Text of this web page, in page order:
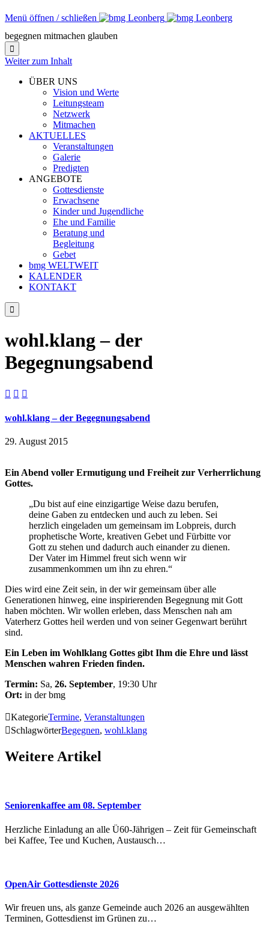
Menü öffnen / schließen
begegnen mitmachen glauben

Weiter zum Inhalt
ÜBER UNS
Vision und Werte
Leitungsteam
Netzwerk
Mitmachen
AKTUELLES
Veranstaltungen
Galerie
Predigten
ANGEBOTE
Gottesdienste
Erwachsene
Kinder und Jugendliche
Ehe und Familie
Beratung und
Begleitung
Gebet
bmg WELTWEIT
KALENDER
KONTAKT

wohl.klang – der
Begegnungsabend
  
wohl.klang – der Begegnungsabend
29. August 2015
Ein Abend voller Ermutigung und Freiheit zur Verherrlichung
Gottes.
„Du bist auf eine einzigartige Weise dazu berufen,
deine Gaben zu entdecken und auch zu leben. Sei
herzlich eingeladen um gemeinsam im Lobpreis, durch
prophetische Worte, kreativen Gebet und Fürbitte vor
Gott zu stehen und dadurch auch einander zu dienen.
Der Vater im Himmel freut sich wenn wir
zusammenkommen um ihn zu ehren.“
Dies wird eine Zeit sein, in der wir gemeinsam über alle
Generationen hinweg, eine inspirierenden Begegnung mit Gott
haben möchten. Wir wollen erleben, dass Menschen nah am
Vaterherz Gottes heil werden und von seiner Gegenwart berührt
sind.
Ein Leben im Wohlklang Gottes gibt Ihm die Ehre und lässt
Menschen wahren Frieden finden.
Termin: Sa, 26. September, 19:30 Uhr
Ort: in der bmg
KategorieTermine, Veranstaltungen
SchlagwörterBegegnen, wohl.klang
Weitere Artikel
Seniorenkaffee am 08. September
Herzliche Einladung an alle Ü60-Jährigen – Zeit für Gemeinschaft
bei Kaffee, Tee und Kuchen, Austausch…
OpenAir Gottesdienste 2026
Wir freuen uns, als ganze Gemeinde auch 2026 an ausgewählten
Terminen, Gottesdienst im Grünen zu…